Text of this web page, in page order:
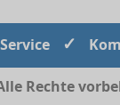
✓
Rechte